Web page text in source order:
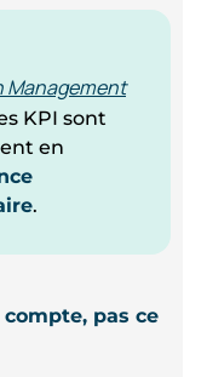
Management
KPI sont
en
.
pas ce